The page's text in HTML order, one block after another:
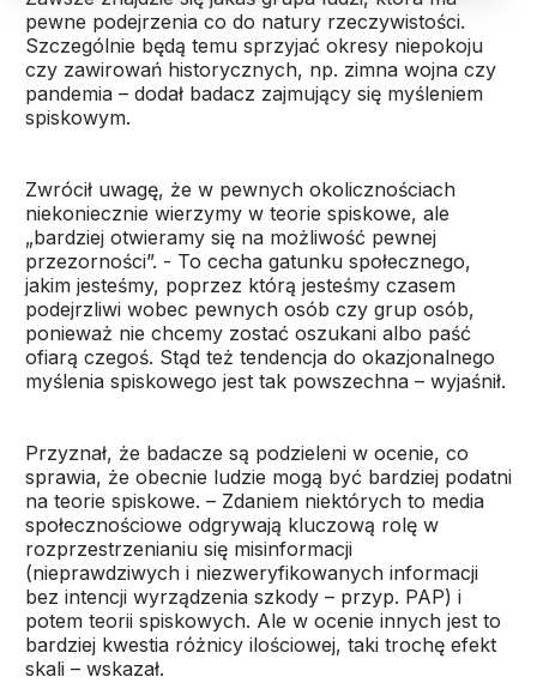
pewne podejrzenia co do natury rzeczywistości.
Szczególnie będą temu sprzyjać okresy niepokoju
czy zawirowań historycznych, np. zimna wojna czy
pandemia – dodał badacz zajmujący się myśleniem
spiskowym.
Zwrócił uwagę, że w pewnych okolicznościach
niekoniecznie wierzymy w teorie spiskowe, ale
„bardziej otwieramy się na możliwość pewnej
przezorności”. - To cecha gatunku społecznego,
jakim jesteśmy, poprzez którą jesteśmy czasem
podejrzliwi wobec pewnych osób czy grup osób,
ponieważ nie chcemy zostać oszukani albo paść
ofiarą czegoś. Stąd też tendencja do okazjonalnego
myślenia spiskowego jest tak powszechna – wyjaśnił.
Przyznał, że badacze są podzieleni w ocenie, co
sprawia, że obecnie ludzie mogą być bardziej podatni
na teorie spiskowe. – Zdaniem niektórych to media
społecznościowe odgrywają kluczową rolę w
rozprzestrzenianiu się misinformacji
(nieprawdziwych i niezweryfikowanych informacji
bez intencji wyrządzenia szkody – przyp. PAP) i
potem teorii spiskowych. Ale w ocenie innych jest to
bardziej kwestia różnicy ilościowej, taki trochę efekt
skali – wskazał.